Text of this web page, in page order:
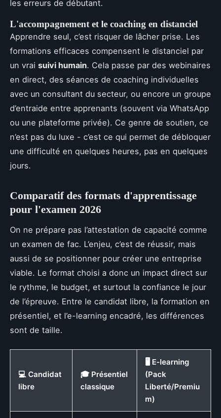
les erreurs de débutant.
L'accompagnement et le coaching en distanciel
Apprendre seul, c’est risquer de lâcher prise. Les
formations efficaces compensent le distanciel par
un vrai suivi humain. Cela passe par des webinaires
en direct, des séances de coaching individuelles
avec un consultant du secteur, ou encore un groupe
d’entraide entre apprenants (souvent via WhatsApp
ou une plateforme privée). Ce genre de soutien, ce
n’est pas du luxe - c’est ce qui permet de débloquer
une difficulté en quelques heures, pas en quelques
jours.
Comparatif des formats d'apprentissage
pour l'examen 2026
On ne prépare pas l’attestation de capacité comme
un examen de fac. L’enjeu, c’est de réussir, mais
aussi de se positionner pour créer une entreprise
viable. Le format choisi a donc un impact direct sur
le rythme, le budget, et surtout la confiance le jour
de l’épreuve. Entre le candidat libre, la formation en
présentiel, et l’e-learning encadré, les différences
sont de taille.
💻 Candidat
libre
🎓 Présentiel
classique
🖥️ E-learning
(Pack
Liberté/Premiu
m)